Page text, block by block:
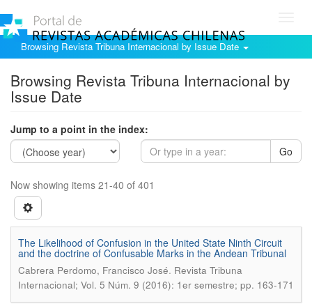
Browsing Revista Tribuna Internacional by Issue Date
Browsing Revista Tribuna Internacional by
Issue Date
Jump to a point in the index:
Go
Now showing items 21-40 of 401
The Likelihood of Confusion in the United State Ninth Circuit
and the doctrine of Confusable Marks in the Andean Tribunal
Cabrera Perdomo, Francisco José. Revista Tribuna
Internacional; Vol. 5 Núm. 9 (2016): 1er semestre; pp. 163-171